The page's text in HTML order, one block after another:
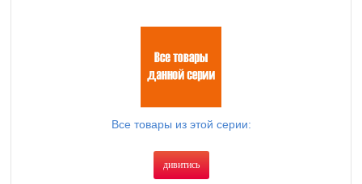
Все товары из этой серии:
дивитись